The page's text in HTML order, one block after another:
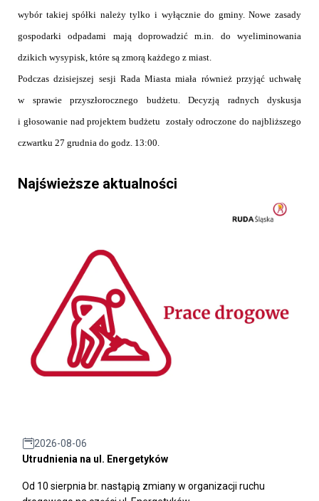
wybór takiej spółki należy tylko i wyłącznie do gminy. Nowe zasady
gospodarki odpadami mają doprowadzić m.in. do wyeliminowania
dzikich wysypisk, które są zmorą każdego z miast.
Podczas dzisiejszej sesji Rada Miasta miała również przyjąć uchwałę
w sprawie przyszłorocznego budżetu. Decyzją radnych dyskusja
i głosowanie nad projektem budżetu zostały odroczone do najbliższego
czwartku 27 grudnia do godz. 13:00.
Najświeższe aktualności
2026-08-06
Utrudnienia na ul. Energetyków
Od 10 sierpnia br. nastąpią zmiany w organizacji ruchu